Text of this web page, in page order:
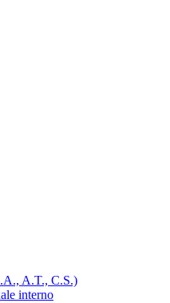
A.T., C.S.)
interno